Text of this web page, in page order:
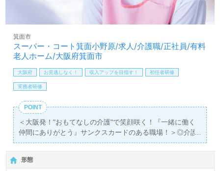
スーパー・コート箕面小野原/求人/介護職/正社員/有料
老人ホーム/大阪府箕面市
箕面市
大阪府 お見逃しなく！ 収入アップを目指す！ 初任者研修
実務者研修
POINT
＜大阪発！"おもてなしの介護"で笑顔咲く！『一緒に働く
仲間にありがとう』サンクスカードのある職場！＞◎介護
職/正社員募集◎
【月給252,444円～263,620円/賞与2回】＊初任者研修以上
有資格者向け求人＊『北千里駅』徒歩18分。
形態